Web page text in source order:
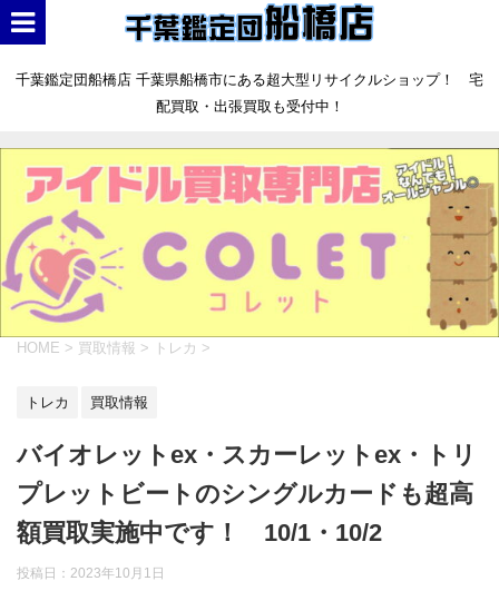
千葉鑑定団船橋店 千葉県船橋市にある超大型リサイクルショップ！ 宅
配買取・出張買取も受付中！
HOME > 買取情報 > トレカ >
トレカ 買取情報
バイオレットex・スカーレットex・トリ
プレットビートのシングルカードも超高
額買取実施中です！ 10/1・10/2
投稿日： 2023年10月1日